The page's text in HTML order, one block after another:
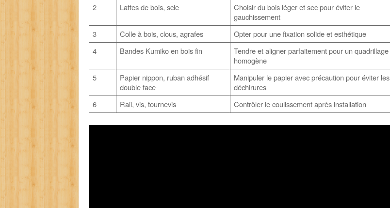
2
Lattes de bois, scie
Choisir du bois léger et sec pour éviter le
gauchissement
3
Colle à bois, clous, agrafes
Opter pour une fixation solide et esthétique
4
Bandes Kumiko en bois fin
Tendre et aligner parfaitement pour un quadrillage
homogène
5
Papier nippon, ruban adhésif
double face
Manipuler le papier avec précaution pour éviter les
déchirures
6
Rail, vis, tournevis Contrôler le coulissement après installation